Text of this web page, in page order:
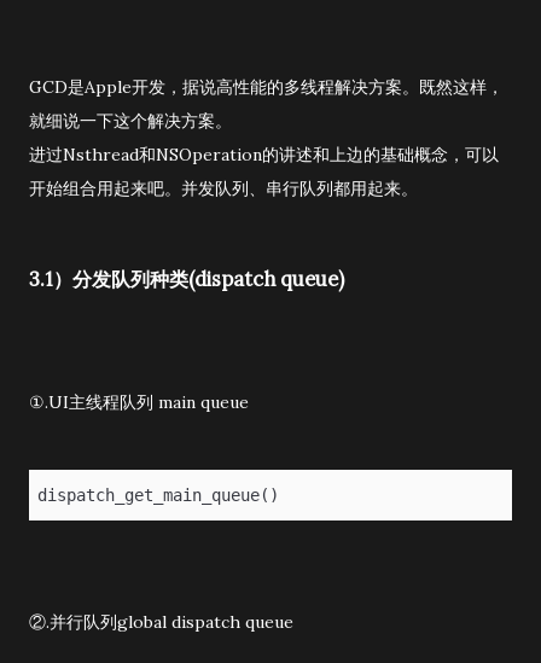
GCD是Apple开发，据说高性能的多线程解决方案。既然这样，
就细说一下这个解决方案。
进过Nsthread和NSOperation的讲述和上边的基础概念，可以
开始组合用起来吧。并发队列、串行队列都用起来。
3.1）分发队列种类(dispatch queue)
①.UI主线程队列 main queue
dispatch_get_main_queue()
②.并行队列global dispatch queue